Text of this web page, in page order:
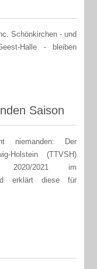
Schönkirchen - und
Halle - bleiben
Saison
niemanden: Der
Holstein (TTVSH)
2021 im
erklärt diese für